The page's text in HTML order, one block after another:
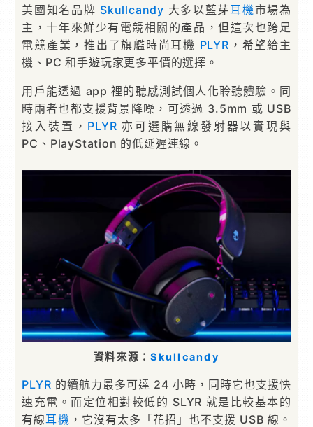
美國知名品牌 Skullcandy 大多以藍芽耳機市場為
主，十年來鮮少有電競相關的產品，但這次也跨足
電競產業，推出了旗艦時尚耳機 PLYR ，希望給主
機、PC 和手遊玩家更多平價的選擇。
用戶能透過 app 裡的聽感測試個人化聆聽體驗。同
時兩者也都支援背景降噪，可透過 3.5mm 或 USB
接入裝置， PLYR 亦可選購無線發射器以實現與
PC、PlayStation 的低延遲連線。
資料來源：Skullcandy
PLYR 的續航力最多可達 24 小時，同時它也支援快
速充電。而定位相對較低的 SLYR 就是比較基本的
有線耳機 ，它沒有太多「花招」也不支援 USB 線。